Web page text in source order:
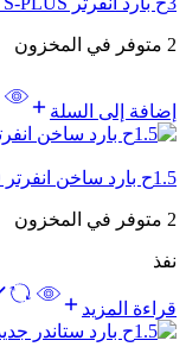
2 متوفر في المخزون
إضافة إلى السلة
1.5ح بارد ساخن انفرتر S4-W12JA3AE STD
2 متوفر في المخزون
نفذ
قراءة المزيد